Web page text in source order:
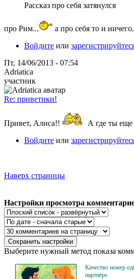
Рассказ про себя затянулся
про Рим...
а про себя то и
Войдите или
Пт, 14/06/2013 - 07:54
Adriatica
участник
Re: приветики!
Привет, Алиса!!
А где ты
Войдите или
Наверх страницы
Настройки просмотра
Выберите нужный метод показа
Качество номер
партнёре